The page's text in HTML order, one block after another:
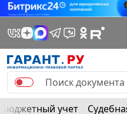
Бюджетный учет